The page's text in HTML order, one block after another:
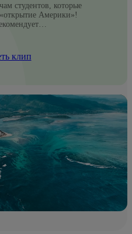
студентов, которые
Америки»!
клип